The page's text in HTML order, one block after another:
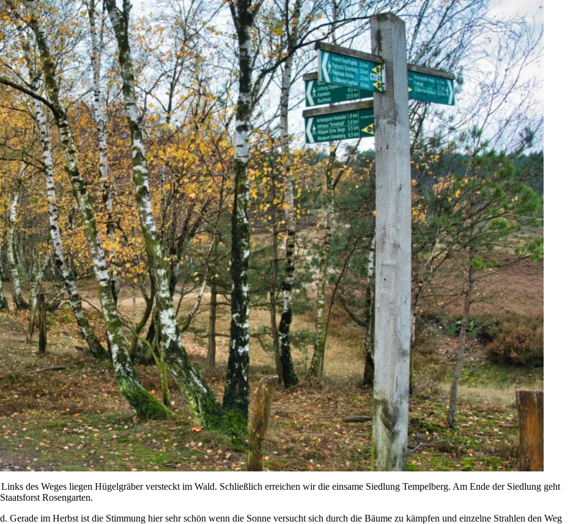
des Weges liegen Hügelgräber versteckt im Wald. Schließlich erreichen wir die einsame Siedlung Tempelberg. Am Ende der Siedlung geht
Rosengarten.
Gerade im Herbst ist die Stimmung hier sehr schön wenn die Sonne versucht sich durch die Bäume zu kämpfen und einzelne Strahlen den Weg